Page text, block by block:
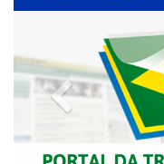
Previous